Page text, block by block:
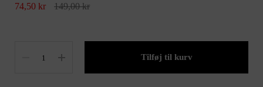
74,50 kr 149,00 kr
Tilføj til kurv